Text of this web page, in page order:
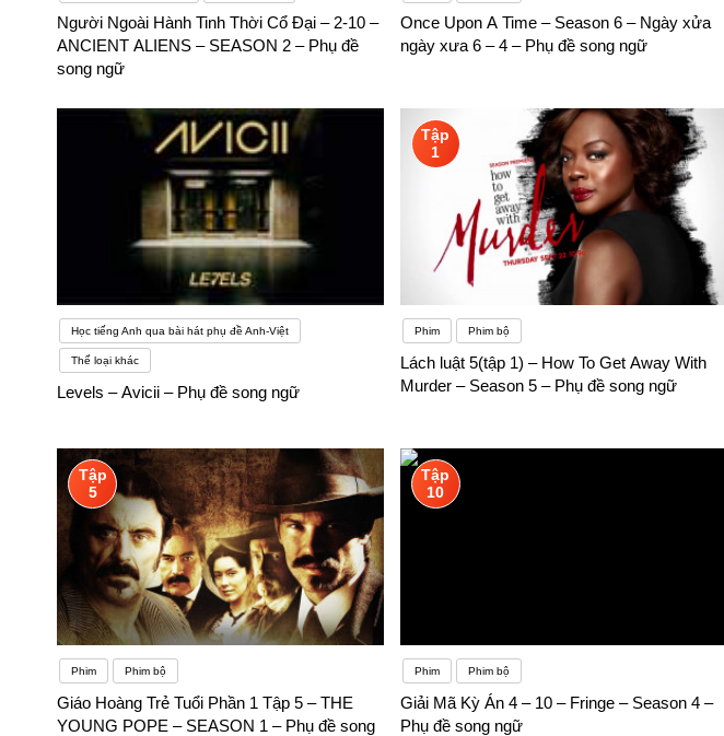
Người Ngoài Hành Tinh Thời Cổ Đại – 2-10 –
ANCIENT ALIENS – SEASON 2 – Phụ đề
song ngữ
Once Upon A Time – Season 6 – Ngày xửa
ngày xưa 6 – 4 – Phụ đề song ngữ
Học tiếng Anh qua bài hát phụ đề Anh-Việt
Thể loại khác
Levels – Avicii – Phụ đề song ngữ
Tập
1
Phim Phim bộ
Lách luật 5(tập 1) – How To Get Away With
Murder – Season 5 – Phụ đề song ngữ
Tập
5
Phim Phim bộ
Giáo Hoàng Trẻ Tuổi Phần 1 Tập 5 – THE
YOUNG POPE – SEASON 1 – Phụ đề song
Tập
10
Phim Phim bộ
Giải Mã Kỳ Án 4 – 10 – Fringe – Season 4 –
Phụ đề song ngữ